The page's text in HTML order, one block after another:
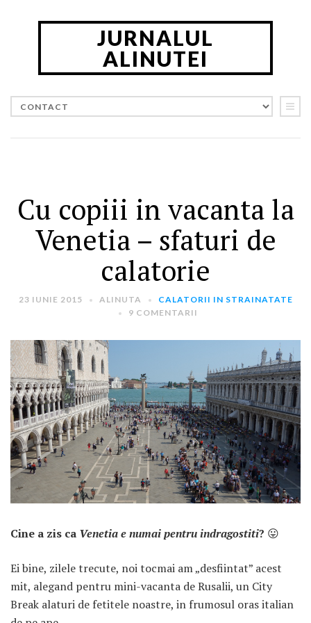
JURNALUL
ALINUTEI
Cu copiii in vacanta la
Venetia – sfaturi de
calatorie
23 IUNIE 2015 ALINUTA
CALATORII IN STRAINATATE
9 COMENTARII
Cine a zis ca Venetia e numai pentru indragostiti? 😛
Ei bine, zilele trecute, noi tocmai am „desfiintat” acest
mit, alegand pentru mini-vacanta de Rusalii, un City
Break alaturi de fetitele noastre, in frumosul oras italian
CAUTA IN JURNAL
Calatorii in strainatate(163)
Ganduri(22)
Timp Liber
(47)
PRIMESTE NOUTATILE PE E-MAIL
Introdu adresa ta de email:
ARTICOLE RECENTE
„Jurnalul Alinutei”
implineste azi 10 ani!
25 NOIEMBRIE 2024
Menopause” – dincolo de a
2 APRILIE 2024
Un weekend in La Spezia si
Cinque Terre